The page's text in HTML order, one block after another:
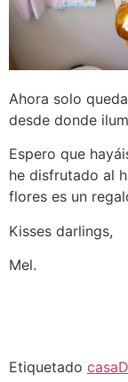
Ahora solo
desde donde
Espero que
he disfrutado al
flores es un
Kisses darlings,
Mel.
Etiquetado casa